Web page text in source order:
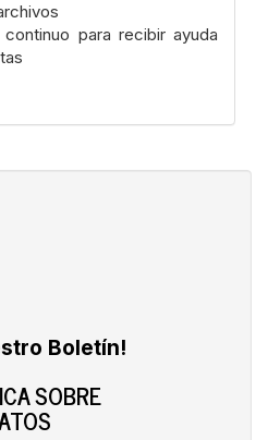
para recibir ayuda
Boletín!
SOBRE